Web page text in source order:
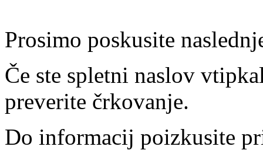
Prosimo poskusite
Če ste spletni naslov
preverite črkovanje.
Do informacij poizkusite